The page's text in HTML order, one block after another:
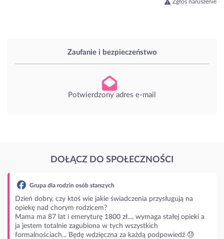
Zaufanie i bezpieczeństwo
Potwierdzony adres e-mail
Zgłoś naruszenie
DOŁĄCZ DO SPOŁECZNOŚCI
dla rodzin osób starszych
czy ktoś wie jakie świadczenia przysługują na
chorym rodzicem?
87 lat i emeryturę 1800 zł..., wymaga stałej opieki a
totalnie zagubiona w tych wszystkich
Będę wdzięczna za każdą podpowiedź 😓